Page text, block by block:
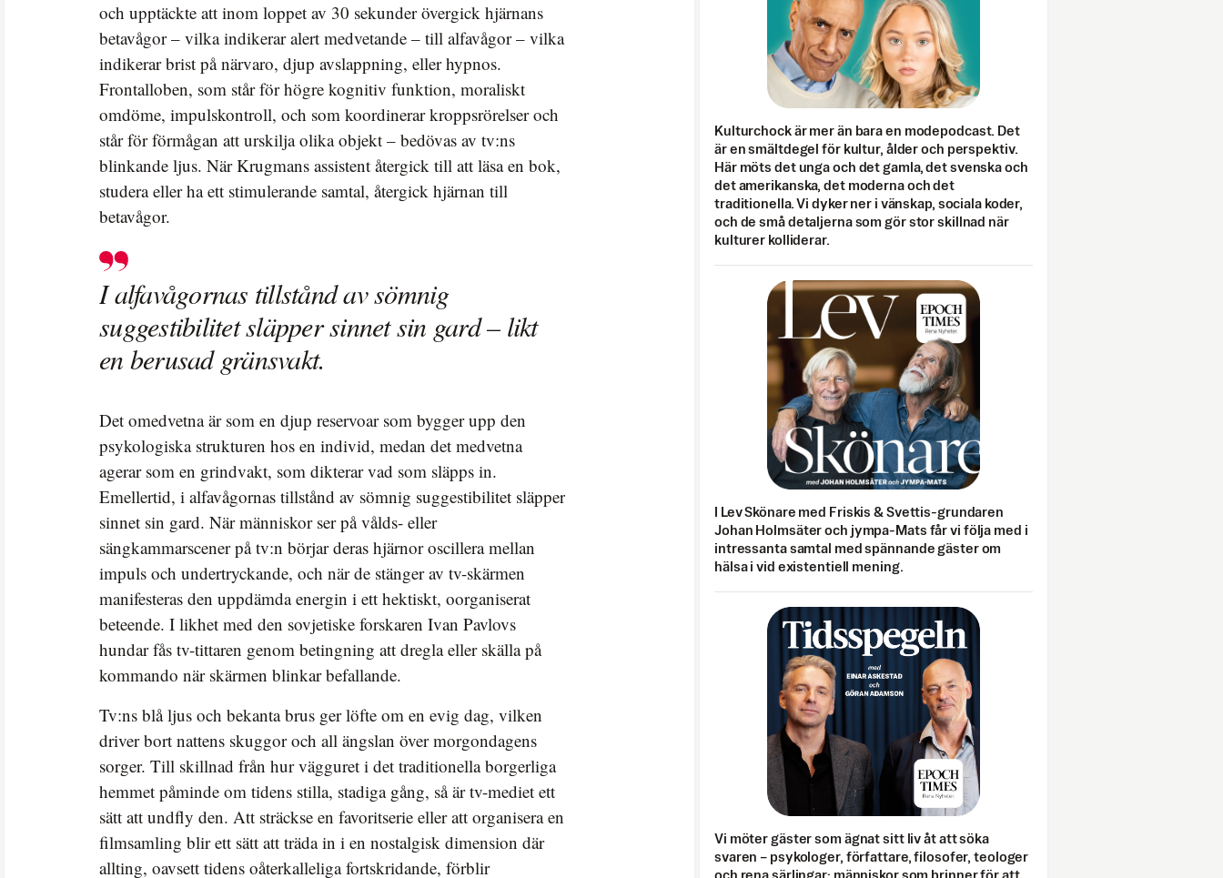
och upptäckte att inom loppet av 30 sekunder övergick hjärnans
betavågor – vilka indikerar alert medvetande – till alfavågor – vilka
indikerar brist på närvaro, djup avslappning, eller hypnos.
Frontalloben, som står för högre kognitiv funktion, moraliskt
omdöme, impulskontroll, och som koordinerar kroppsrörelser och
står för förmågan att urskilja olika objekt – bedövas av tv:ns
blinkande ljus. När Krugmans assistent återgick till att läsa en bok,
studera eller ha ett stimulerande samtal, återgick hjärnan till
betavågor.
I alfavågornas tillstånd av sömnig
suggestibilitet släpper sinnet sin gard – likt
en berusad gränsvakt.
Det omedvetna är som en djup reservoar som bygger upp den
psykologiska strukturen hos en individ, medan det medvetna
agerar som en grindvakt, som dikterar vad som släpps in.
Emellertid, i alfavågornas tillstånd av sömnig suggestibilitet släpper
sinnet sin gard. När människor ser på vålds- eller
sängkammarscener på tv:n börjar deras hjärnor oscillera mellan
impuls och undertryckande, och när de stänger av tv-skärmen
manifesteras den uppdämda energin i ett hektiskt, oorganiserat
beteende. I likhet med den sovjetiske forskaren Ivan Pavlovs
hundar fås tv-tittaren genom betingning att dregla eller skälla på
kommando när skärmen blinkar befallande.
Tv:ns blå ljus och bekanta brus ger löfte om en evig dag, vilken
driver bort nattens skuggor och all ängslan över morgondagens
sorger. Till skillnad från hur vägguret i det traditionella borgerliga
hemmet påminde om tidens stilla, stadiga gång, så är tv-mediet ett
sätt att undfly den. Att sträckse en favoritserie eller att organisera en
filmsamling blir ett sätt att träda in i en nostalgisk dimension där
allting, oavsett tidens oåterkalleliga fortskridande, förblir
Kulturchock är mer än bara en modepodcast. Det
är en smältdegel för kultur, ålder och perspektiv.
Här möts det unga och det gamla, det svenska och
det amerikanska, det moderna och det
traditionella. Vi dyker ner i vänskap, sociala koder,
och de små detaljerna som gör stor skillnad när
kulturer kolliderar.
I Lev Skönare med Friskis & Svettis-grundaren
Johan Holmsäter och jympa-Mats får vi följa med i
intressanta samtal med spännande gäster om
hälsa i vid existentiell mening.
Vi möter gäster som ägnat sitt liv åt att söka
svaren – psykologer, författare, filosofer, teologer